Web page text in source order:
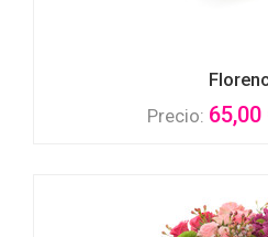
Precio: 65,00